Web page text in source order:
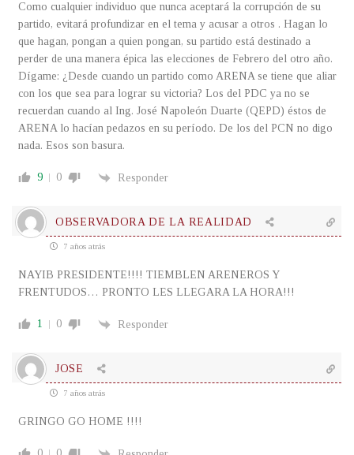
Como cualquier individuo que nunca aceptará la corrupción de su
partido, evitará profundizar en el tema y acusar a otros . Hagan lo
que hagan, pongan a quien pongan, su partido está destinado a
perder de una manera épica las elecciones de Febrero del otro año.
Dígame: ¿Desde cuando un partido como ARENA se tiene que aliar
con los que sea para lograr su victoria? Los del PDC ya no se
recuerdan cuando al Ing. José Napoleón Duarte (QEPD) éstos de
ARENA lo hacían pedazos en su período. De los del PCN no digo
nada. Esos son basura.
9 0 Responder
OBSERVADORA DE LA REALIDAD
7 años atrás
NAYIB PRESIDENTE!!!! TIEMBLEN ARENEROS Y
FRENTUDOS… PRONTO LES LLEGARA LA HORA!!!
1 0 Responder
JOSE
7 años atrás
GRINGO GO HOME !!!!